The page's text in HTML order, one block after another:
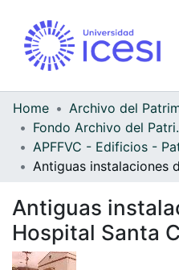
Home
Fondo
Antiguas
Hospital Santa